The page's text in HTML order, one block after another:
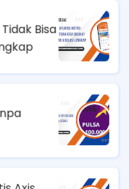
Bisa